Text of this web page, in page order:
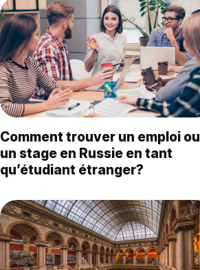
Comment trouver un emploi ou
un stage en Russie en tant
qu’étudiant étranger?